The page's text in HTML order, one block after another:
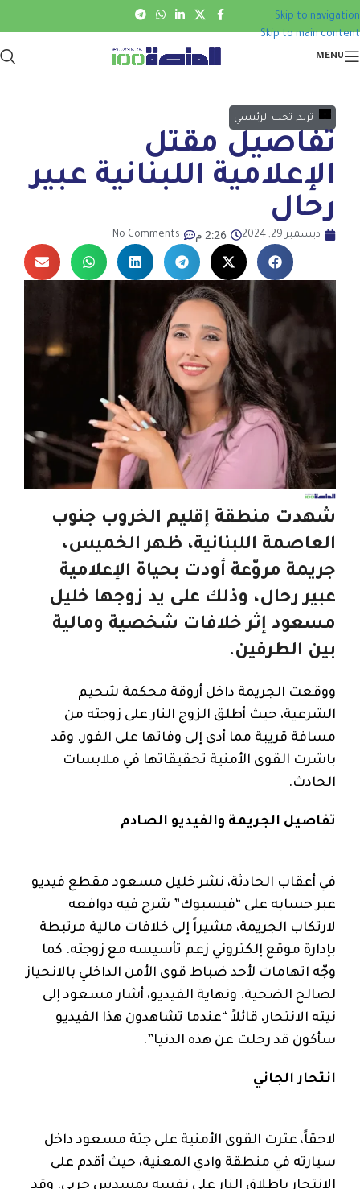
Skip to navigation
Skip to main content
MENU
ترند تحت الرئيسي
تفاصيل مقتل
الإعلامية اللبنانية عبير
رحال
ديسمبر 29, 2024 2:26 م No Comments
شهدت منطقة إقليم الخروب جنوب
العاصمة اللبنانية، ظهر الخميس،
جريمة مروّعة أودت بحياة الإعلامية
عبير رحال، وذلك على يد زوجها خليل
مسعود إثر خلافات شخصية ومالية
بين الطرفين.
ووقعت الجريمة داخل أروقة محكمة شحيم
الشرعية، حيث أطلق الزوج النار على زوجته من
مسافة قريبة مما أدى إلى وفاتها على الفور. وقد
باشرت القوى الأمنية تحقيقاتها في ملابسات
الحادث.
تفاصيل الجريمة والفيديو الصادم
في أعقاب الحادثة، نشر خليل مسعود مقطع فيديو
عبر حسابه على “فيسبوك” شرح فيه دوافعه
لارتكاب الجريمة، مشيراً إلى خلافات مالية مرتبطة
بإدارة موقع إلكتروني زعم تأسيسه مع زوجته. كما
وجّه اتهامات لأحد ضباط قوى الأمن الداخلي بالانحياز
لصالح الضحية. ونهاية الفيديو، أشار مسعود إلى
نيته الانتحار، قائلاً “عندما تشاهدون هذا الفيديو
سأكون قد رحلت عن هذه الدنيا”.
انتحار الجاني
لاحقاً، عثرت القوى الأمنية على جثة مسعود داخل
سيارته في منطقة وادي المعنية، حيث أقدم على
الانتحار بإطلاق النار على نفسه بمسدس حربي. وقد